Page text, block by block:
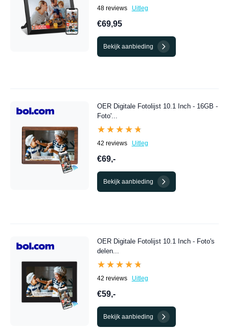
48 reviews Uitleg
€69,95
Bekijk aanbieding
OER Digitale Fotolijst 10.1 Inch - 16GB -
Foto'...
★★★★★
★★★★★
42 reviews Uitleg
€69,-
Bekijk aanbieding
OER Digitale Fotolijst 10.1 Inch - Foto's
delen...
★★★★★
★★★★★
42 reviews Uitleg
€59,-
Bekijk aanbieding